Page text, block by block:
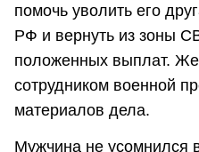
помочь уволить его
РФ и вернуть из зоны
положенных выплат.
сотрудником военной
материалов дела.
Мужчина не усомнился